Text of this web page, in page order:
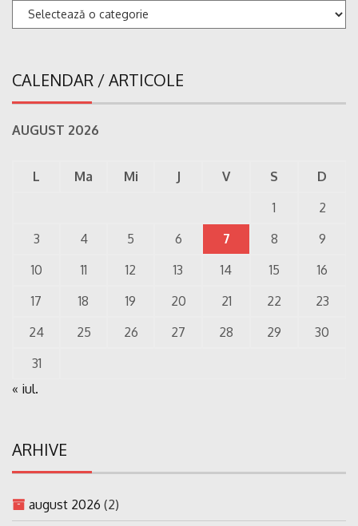
Categorii
CALENDAR / ARTICOLE
AUGUST 2026
L Ma Mi J V S
D
1
2
3
4 5 6 7 8
9
10
11 12 13 14 15
16
17
18 19 20 21 22
23
24
25 26 27 28 29
30
31
« iul.
ARHIVE
august 2026 (2)